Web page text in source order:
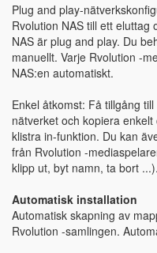
Plug and play-
Rvolution NAS till ett eluttag
NAS är plug and play. Du
manuellt. Varje Rvolution -
NAS:en automatiskt.
Enkel åtkomst: Få tillgång
nätverket och kopiera
klistra in-funktion. Du kan
från Rvolution -
klipp ut, byt namn, ta bort ...).
Automatisk installation
Automatisk skapning av
Rvolution -samlingen.